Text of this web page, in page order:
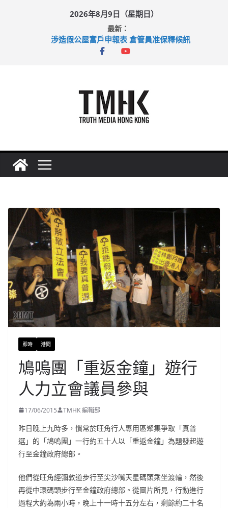
2026年8月9日（星期日）
最新：
涉造假公屋富戶申報表 倉管員准保釋候訊
即時 港聞
鳩嗚團「重返金鐘」遊行
人力立會議員參與
17/06/2015 TMHK 編輯部
昨日晚上九時多，慣常於旺角行人專用區聚集爭取「真普
選」的「鳩嗚團」一行約五十人以「重返金鐘」為題發起遊
行至金鐘政府總部。
他們從旺角經彌敦道步行至尖沙嘴天星碼頭乘坐渡輪，然後
再從中環碼頭步行至金鐘政府總部。從圖片所見，行動進行
過程大約為兩小時，晚上十一時十五分左右，剩餘約二十名